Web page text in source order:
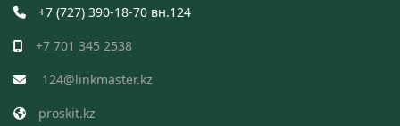
+7 (727) 390-18-70 вн.124
+7 701 345 2538
124@linkmaster.kz
proskit.kz